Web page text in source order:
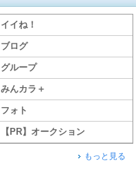
イイね！
ブログ
グループ
みんカラ＋
フォト
【PR】オークション
もっと見る